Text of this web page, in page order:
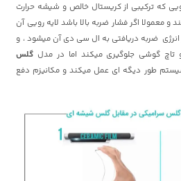
که ترکیبی از کریستال خالص و شیشه حرارت
معمولا اگر فشار ضربه بالا باشد لایه رویی آن
انرژی ضربه دریافتی به ال سی دی آن میشود ، و
گوشی جلوگیری میکند اما در مدل گلس
طور دیگه ای عمل میکند و مکانیزم دفع